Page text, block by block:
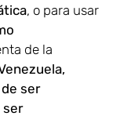
, o para usar
de la
ser
ser